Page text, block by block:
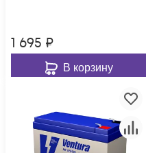
1 695 ₽
В корзину